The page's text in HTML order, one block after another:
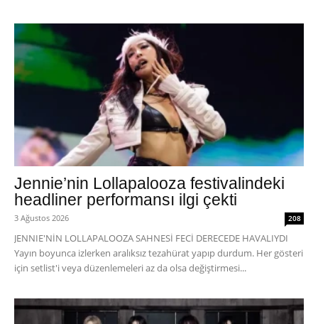
Jennie’nin Lollapalooza festivalindeki
headliner performansı ilgi çekti
3 Ağustos 2026 208
JENNIE'NİN LOLLAPALOOZA SAHNESİ FECİ DERECEDE HAVALIYDI
Yayın boyunca izlerken aralıksız tezahürat yapıp durdum. Her gösteri
için setlist'i veya düzenlemeleri az da olsa değiştirmesi...